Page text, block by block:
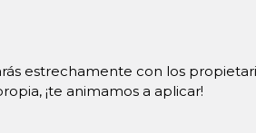
estrechamente con los
¡te animamos a aplicar!